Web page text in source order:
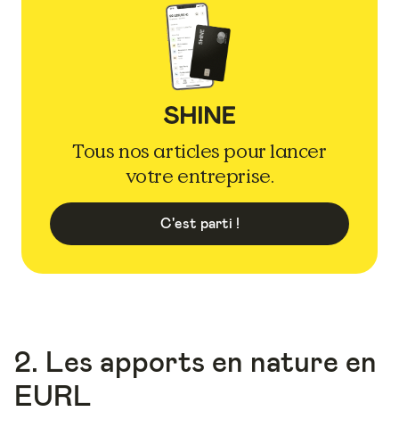
Tous nos articles pour lancer
votre entreprise.
C'est parti !
2. Les apports en nature en
EURL